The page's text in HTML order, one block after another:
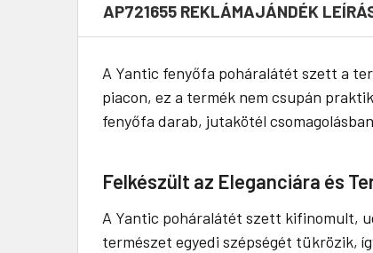
AP721655 REKLÁMAJÁNDÉK
A Yantic fenyőfa poháralátét szett a
piacon, ez a termék nem csupán
fenyőfa darab, jutakötél
Felkészült az Eleganciára és
A Yantic poháralátét szett kifinomult,
természet egyedi szépségét tükrözik,